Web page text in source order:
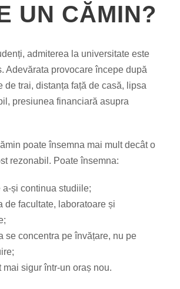
UN CĂMIN?
admiterea la universitate este
Adevărata provocare începe după
de trai, distanța față de casă, lipsa
presiunea financiară asupra
poate însemna mai mult decât o
rezonabil. Poate însemna:
a-și continua studiile;
de facultate, laboratoare și
se concentra pe învățare, nu pe
mai sigur într-un oraș nou.